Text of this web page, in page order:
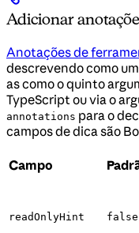
Adicionar
Anotações de
descrevendo como
as como o quinto
TypeScript ou via o
annotations para o
campos de dica são
Campo
readOnlyHint false